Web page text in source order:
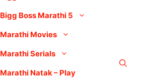
Bigg Boss Marathi 5
Marathi Movies
Marathi Serials
Marathi Natak – Play